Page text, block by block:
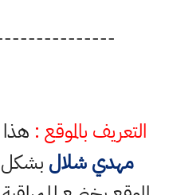
التعريف بالموقع : هذا
مهدي شلال بشكل